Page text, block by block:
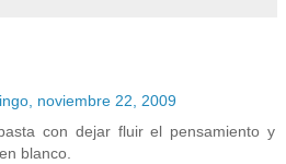
noviembre 22, 2009
con dejar fluir el pensamiento y
blanco.